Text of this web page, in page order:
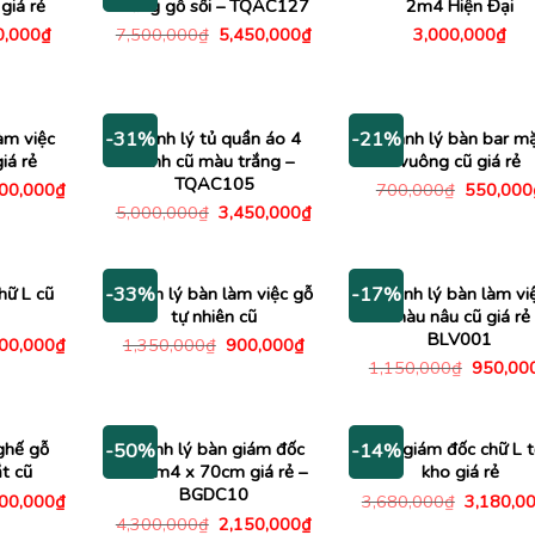
rẻ
₫Giá
bằng gỗ sồi – TQAC127
7,500,000₫ Giá
gốc
5,450,000₫Giá
2m4 Hiện Đại
3,000,000₫
việc
rẻ
₫Giá
-31%
Thanh lý tủ quần áo 4
cánh cũ màu trắng –
TQAC105
5,000,000₫ Giá
gốc
3,450,000₫Giá
3,450,000₫.
-21%Thanh lý bàn bar
vuông cũ giá rẻ
700,000₫ Giá
550,000
L cũ
₫Giá
-33%
Thanh lý bàn làm việc gỗ
tự nhiên cũ
1,350,000₫ Giá
900,000₫Giá
-17%
Thanh lý bàn làm
màu nâu cũ giá rẻ
BLV001
1,150,000₫ Giá
gỗ
cũ
₫Giá
-50%
Thanh lý bàn giám đốc
cũ 1m4 x 70cm giá rẻ –
BGDC10
4,300,000₫ Giá
2,150,000₫Giá
-14%
Bàn giám đốc chữ L
kho giá rẻ
3,680,000₫ Giá
gốc